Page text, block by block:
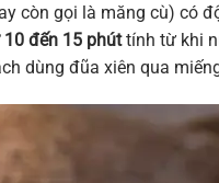
còn gọi là măng cù) có
đến 15 phúttính từ khi
dùng đũa xiên qua